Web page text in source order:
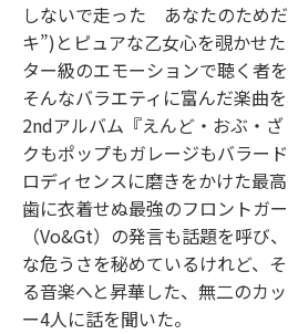
しないで走った あなたのため
キ”)とピュアな乙女心を覗かせ
ター級のエモーションで聴く者を
そんなバラエティに富んだ楽曲
2ndアルバム『えんど・おぶ・
クもポップもガレージもバラー
ロディセンスに磨きをかけた最
歯に衣着せぬ最強のフロントガ
（Vo&Gt）の発言も話題を呼び
な危うさを秘めているけれど、
る音楽へと昇華した、無二のカ
ー4人に話を聞いた。